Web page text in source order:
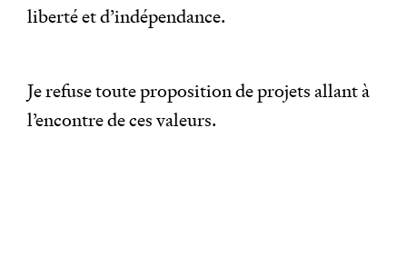
liberté et d’indépendance.
Je refuse toute proposition de projets allant à
l’encontre de ces valeurs.